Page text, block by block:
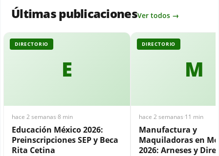
Últimas publicacionesVer todos →
E
DIRECTORIO
hace 2 semanas·8 min
Educación México 2026:
Preinscripciones SEP y Beca
Rita Cetina
M
DIRECTORIO
hace 2 semanas·11 min
Manufactura y
Maquiladoras en
2026: Arneses y